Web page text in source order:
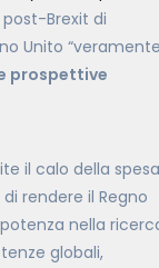
Brexit di
Unito “veramente
prospettive
il calo della spesa
rendere il Regno
nella
globali,